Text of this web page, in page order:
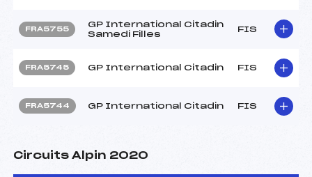
FRA5755
GP International Citadin
Samedi Filles
FIS
FRA5745 GP International Citadin FIS
FRA5744 GP International Citadin FIS
Circuits Alpin 2020